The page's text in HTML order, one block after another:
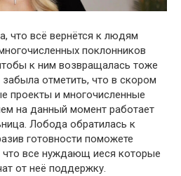
что всё вернётся к людям
поклонников
к ним возвращалась тоже
отметить, что в скором
проекты и многочисленные
на данный момент работает
Лобода обратилась к
готовности поможете
все нуждающ иеся которые
от неё поддержку.